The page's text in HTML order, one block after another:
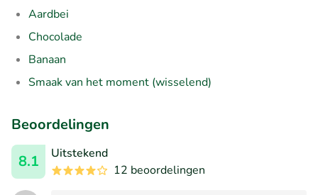
Aardbei
Chocolade
Banaan
Smaak van het moment (wisselend)
Beoordelingen
8.1
Uitstekend
12 beoordelingen